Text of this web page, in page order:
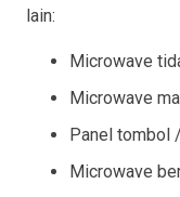
lain:
Microwave
Microwave
Panel tombol
Microwave